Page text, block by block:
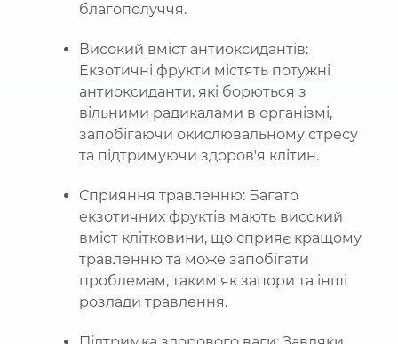
благополуччя.
Високий вміст антиоксидантів:
Екзотичні фрукти містять потужні
антиоксиданти, які борються з
вільними радикалами в організмі,
запобігаючи окислювальному стресу
та підтримуючи здоров'я клітин.
Сприяння травленню: Багато
екзотичних фруктів мають високий
вміст клітковини, що сприяє кращому
травленню та може запобігати
проблемам, таким як запори та інші
розлади травлення.